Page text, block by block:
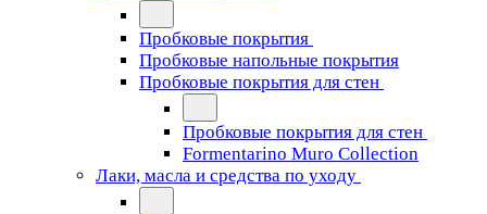
Пробковые покрытия
Пробковые напольные покрытия
Пробковые покрытия для стен
Пробковые покрытия для стен
Formentarino Muro Collection
Лаки, масла и средства по уходу